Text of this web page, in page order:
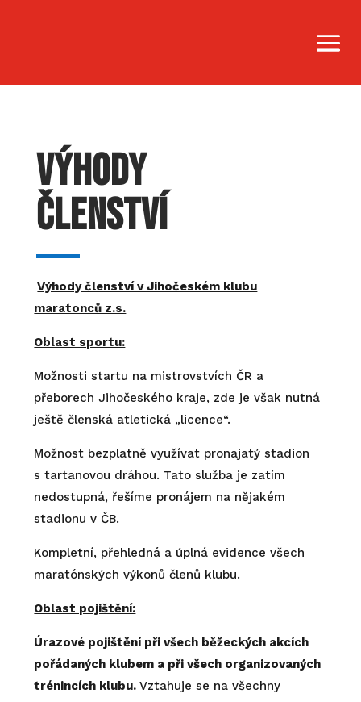
Výhody
členství
Výhody členství v Jihočeském klubu
maratonců z.s.
Oblast sportu:
Možnosti startu na mistrovstvích ČR a
přeborech Jihočeského kraje, zde je však nutná
ještě členská atletická „licence“.
Možnost bezplatně využívat pronajatý stadion
s tartanovou dráhou. Tato služba je zatím
nedostupná, řešíme pronájem na nějakém
stadionu v ČB.
Kompletní, přehledná a úplná evidence všech
maratónských výkonů členů klubu.
Oblast pojištění:
Úrazové pojištění při všech běžeckých akcích
pořádaných klubem a při všech organizovaných
trénincích klubu.Vztahuje se na všechny